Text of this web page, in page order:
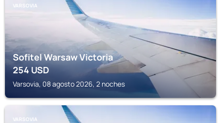
VARSOVIA
Sofitel Warsaw Victoria
254USD
Varsovia, 08 agosto 2026, 2 noches
VARSOVIA